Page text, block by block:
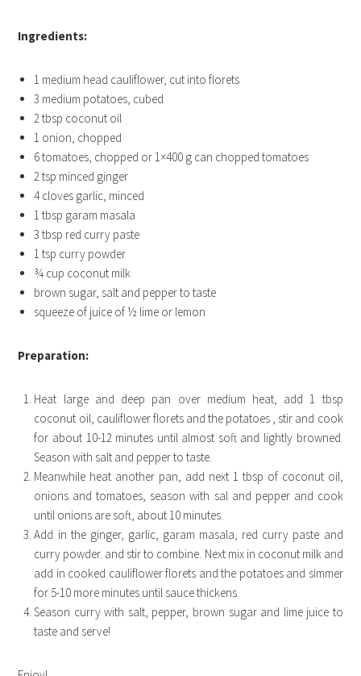
Ingredients:
1 medium head cauliflower, cut into florets
3 medium potatoes, cubed
2 tbsp coconut oil
1 onion, chopped
6 tomatoes, chopped or 1×400 g can chopped tomatoes
2 tsp minced ginger
4 cloves garlic, minced
1 tbsp garam masala
3 tbsp red curry paste
1 tsp curry powder
¾ cup coconut milk
brown sugar, salt and pepper to taste
squeeze of juice of ½ lime or lemon
Preparation:
Heat large and deep pan over medium heat, add 1 tbsp
coconut oil, cauliflower florets and the potatoes , stir and cook
for about 10-12 minutes until almost soft and lightly browned.
Season with salt and pepper to taste.
Meanwhile heat another pan, add next 1 tbsp of coconut oil,
onions and tomatoes, season with sal and pepper and cook
until onions are soft, about 10 minutes.
Add in the ginger, garlic, garam masala, red curry paste and
curry powder. and stir to combine. Next mix in coconut milk and
add in cooked cauliflower florets and the potatoes and simmer
for 5-10 more minutes until sauce thickens.
Season curry with salt, pepper, brown sugar and lime juice to
taste and serve!